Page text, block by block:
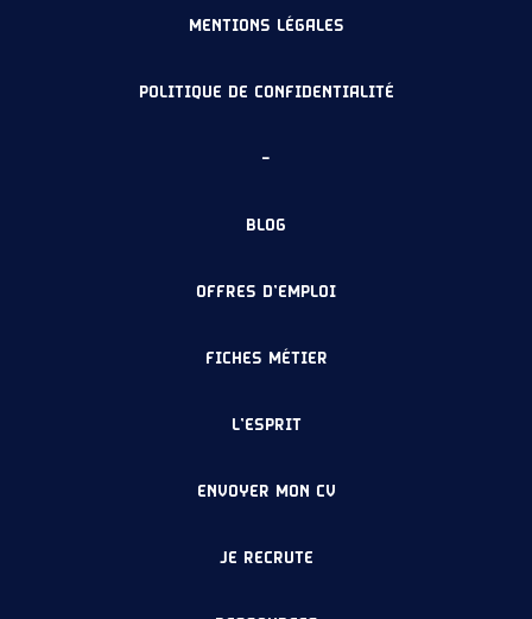
MENTIONS LÉGALES
POLITIQUE DE CONFIDENTIALITÉ
–
BLOG
OFFRES D’EMPLOI
FICHES MÉTIER
L’ESPRIT
ENVOYER MON CV
JE RECRUTE